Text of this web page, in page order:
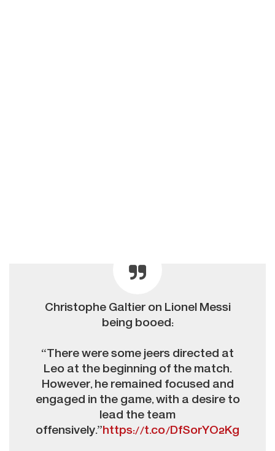
Christophe Galtier on Lionel Messi
being booed:
“There were some jeers directed at
Leo at the beginning of the match.
However, he remained focused and
engaged in the game, with a desire to
lead the team
offensively.”https://t.co/DfSorYO2Kg